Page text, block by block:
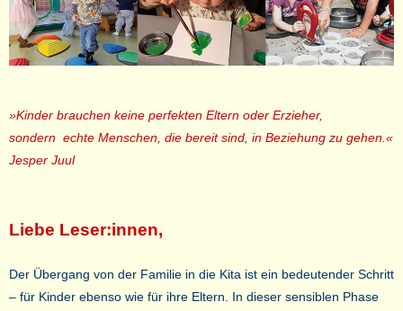
»Kinder brauchen keine perfekten Eltern oder Erzieher,
sondern echte Menschen, die bereit sind, in Beziehung zu gehen.«
Jesper Juul
Liebe Leser:innen,
Der Übergang von der Familie in die Kita ist ein bedeutender Schritt
– für Kinder ebenso wie für ihre Eltern. In dieser sensiblen Phase